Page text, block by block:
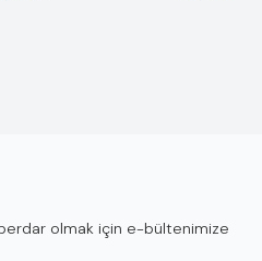
olmak için e-bültenimize